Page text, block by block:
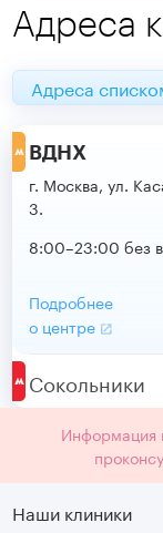
Адреса
Адреса
ВДНХ
г. Москва, ул.
3.
8:00–23:00 без
Подробнее
о центре
Сокольники
Информация
Наши клиники